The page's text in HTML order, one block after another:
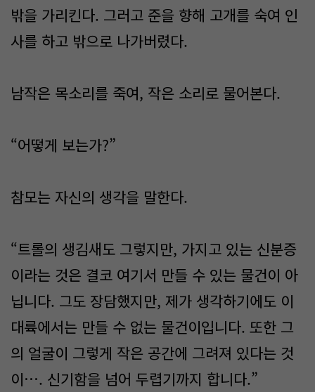
밖을 가리킨다. 그러고 준을 향해 고개를 숙여 인
사를 하고 밖으로 나가버렸다.
남작은 목소리를 죽여, 작은 소리로 물어본다.
“어떻게 보는가?”
참모는 자신의 생각을 말한다.
“트롤의 생김새도 그렇지만, 가지고 있는 신분증
이라는 것은 결코 여기서 만들 수 있는 물건이 아
닙니다. 그도 장담했지만, 제가 생각하기에도 이
대륙에서는 만들 수 없는 물건이입니다. 또한 그
의 얼굴이 그렇게 작은 공간에 그려져 있다는 것
이…. 신기함을 넘어 두렵기까지 합니다.”